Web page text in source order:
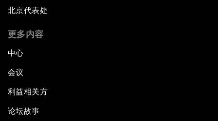
北京代表处
更多内容
中心
会议
利益相关方
论坛故事